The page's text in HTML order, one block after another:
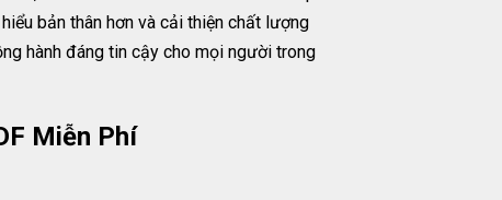
bản thân hơn và cải thiện chất lượng
hành đáng tin cậy cho mọi người trong
Miễn Phí